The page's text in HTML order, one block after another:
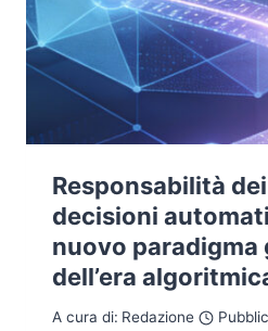
Responsabilità
decisioni
nuovo paradigma
dell’era
A cura di: Redazione